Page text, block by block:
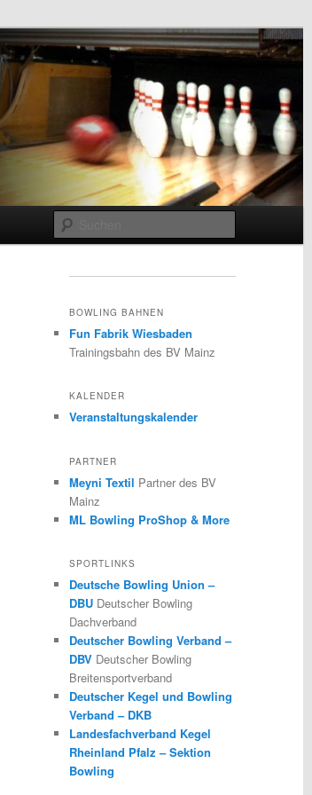
BOWLING BAHNEN
Fun Fabrik Wiesbaden
Trainingsbahn des BV Mainz
KALENDER
Veranstaltungskalender
PARTNER
Meyni Textil Partner des BV
Mainz
ML Bowling ProShop & More
SPORTLINKS
Deutsche Bowling Union –
DBU Deutscher Bowling
Dachverband
Deutscher Bowling Verband –
DBV Deutscher Bowling
Breitensportverband
Deutscher Kegel und Bowling
Verband – DKB
Landesfachverband Kegel
Rheinland Pfalz – Sektion
Bowling